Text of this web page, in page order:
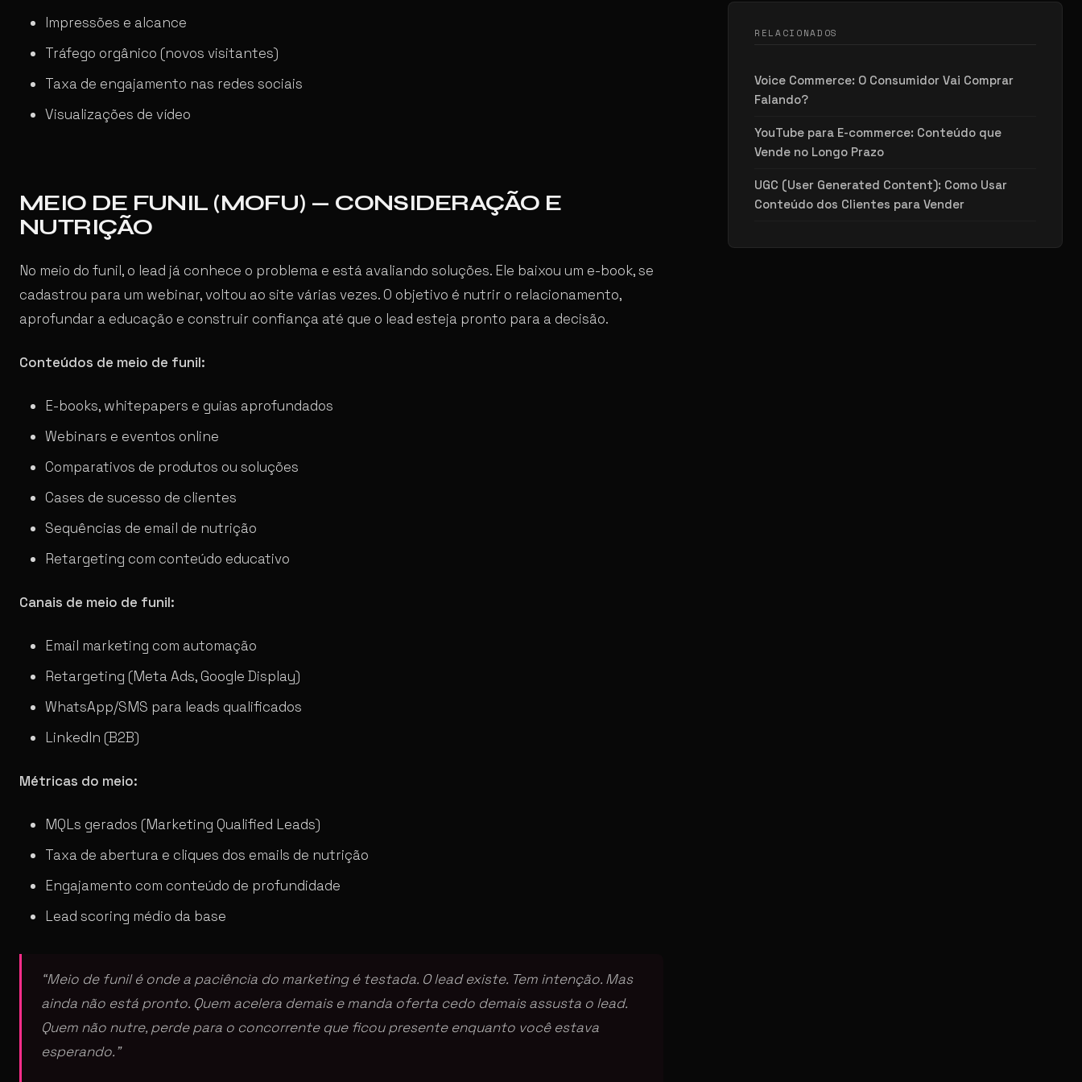
Impressões e alcance
Tráfego orgânico (novos visitantes)
Taxa de engajamento nas redes sociais
Visualizações de vídeo
MEIO DE FUNIL (MOFU) — CONSIDERAÇÃO E
NUTRIÇÃO
No meio do funil, o lead já conhece o problema e está avaliando soluções. Ele baixou um e-book, se
cadastrou para um webinar, voltou ao site várias vezes. O objetivo é nutrir o relacionamento,
aprofundar a educação e construir confiança até que o lead esteja pronto para a decisão.
Conteúdos de meio de funil:
E-books, whitepapers e guias aprofundados
Webinars e eventos online
Comparativos de produtos ou soluções
Cases de sucesso de clientes
Sequências de email de nutrição
Retargeting com conteúdo educativo
Canais de meio de funil:
Email marketing com automação
Retargeting (Meta Ads, Google Display)
WhatsApp/SMS para leads qualificados
LinkedIn (B2B)
Métricas do meio:
MQLs gerados (Marketing Qualified Leads)
Taxa de abertura e cliques dos emails de nutrição
Engajamento com conteúdo de profundidade
Lead scoring médio da base
“Meio de funil é onde a paciência do marketing é testada. O lead existe. Tem intenção. Mas
ainda não está pronto. Quem acelera demais e manda oferta cedo demais assusta o lead.
Quem não nutre, perde para o concorrente que ficou presente enquanto você estava
esperando.”
RELACIONADOS
Voice Commerce: O Consumidor Vai Comprar
Falando?
YouTube para E-commerce: Conteúdo que
Vende no Longo Prazo
UGC (User Generated Content): Como Usar
Conteúdo dos Clientes para Vender